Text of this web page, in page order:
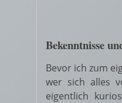
Bekenntnisse
Bevor ich zum
wer sich alles
eigentlich